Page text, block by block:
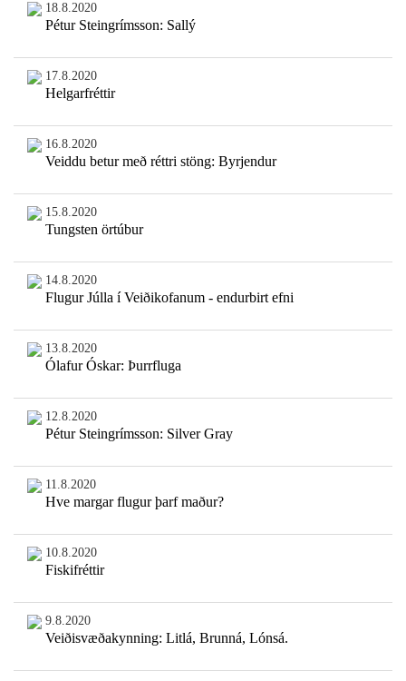
18.8.2020
Pétur Steingrímsson: Sallý
17.8.2020
Helgarfréttir
16.8.2020
Veiddu betur með réttri stöng: Byrjendur
15.8.2020
Tungsten örtúbur
14.8.2020
Flugur Júlla í Veiðikofanum - endurbirt efni
13.8.2020
Ólafur Óskar: Þurrfluga
12.8.2020
Pétur Steingrímsson: Silver Gray
11.8.2020
Hve margar flugur þarf maður?
10.8.2020
Fiskifréttir
9.8.2020
Veiðisvæðakynning: Litlá, Brunná, Lónsá.